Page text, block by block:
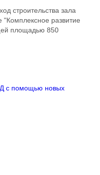
строительства зала
"Комплексное развитие
площадью 850